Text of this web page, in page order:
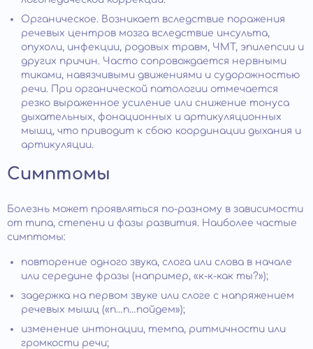
Органическое. Возникает вследствие поражения
речевых центров мозга вследствие инсульта,
опухоли, инфекции, родовых травм, ЧМТ, эпилепсии и
других причин. Часто сопровождается нервными
тиками, навязчивыми движениями и судорожностью
речи. При органической патологии отмечается
резко выраженное усиление или снижение тонуса
дыхательных, фонационных и артикуляционных
мышц, что приводит к сбою координации дыхания и
артикуляции.
Симптомы
Болезнь может проявляться по-разному в зависимости
от типа, степени и фазы развития. Наиболее частые
симптомы:
повторение одного звука, слога или слова в начале
или середине фразы (например, «к-к-как ты?»);
задержка на первом звуке или слоге с напряжением
речевых мышц («п…п…пойдем»);
изменение интонации, темпа, ритмичности или
громкости речи;